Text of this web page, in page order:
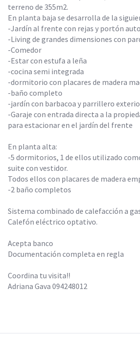
terreno de 355m2.
En planta baja se desarrolla de la
-Jardín al frente con rejas y portón
-Living de grandes dimensiones con
-Comedor
-Estar con estufa a leña
-cocina semi integrada
-dormitorio con placares de madera
-baño completo
-jardín con barbacoa y parrillero
-Garaje con entrada directa a la
para estacionar en el jardín del frente
En planta alta:
-5 dormitorios, 1 de ellos utilizado
suite con vestidor.
Todos ellos con placares de madera
-2 baño completos
Sistema combinado de calefacción a
Calefón eléctrico optativo.
Acepta banco
Documentación completa en regla
Coordina tu visita!!
Adriana Gava 094248012